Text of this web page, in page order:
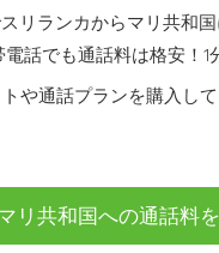
リランカからマリ共和
話でも通話料は格安！1
や通話プランを購入し
リ共和国への通話料